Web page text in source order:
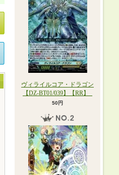
ヴィライルコア・ドラゴン
【DZ-BT01/039】【RR】_
50円